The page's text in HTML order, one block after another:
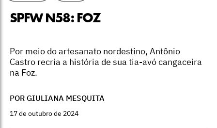
SPFW N58: FOZ
Por meio do artesanato nordestino, Antônio
Castro recria a história de sua tia-avó cangaceira
na Foz.
POR GIULIANA MESQUITA
17 de outubro de 2024